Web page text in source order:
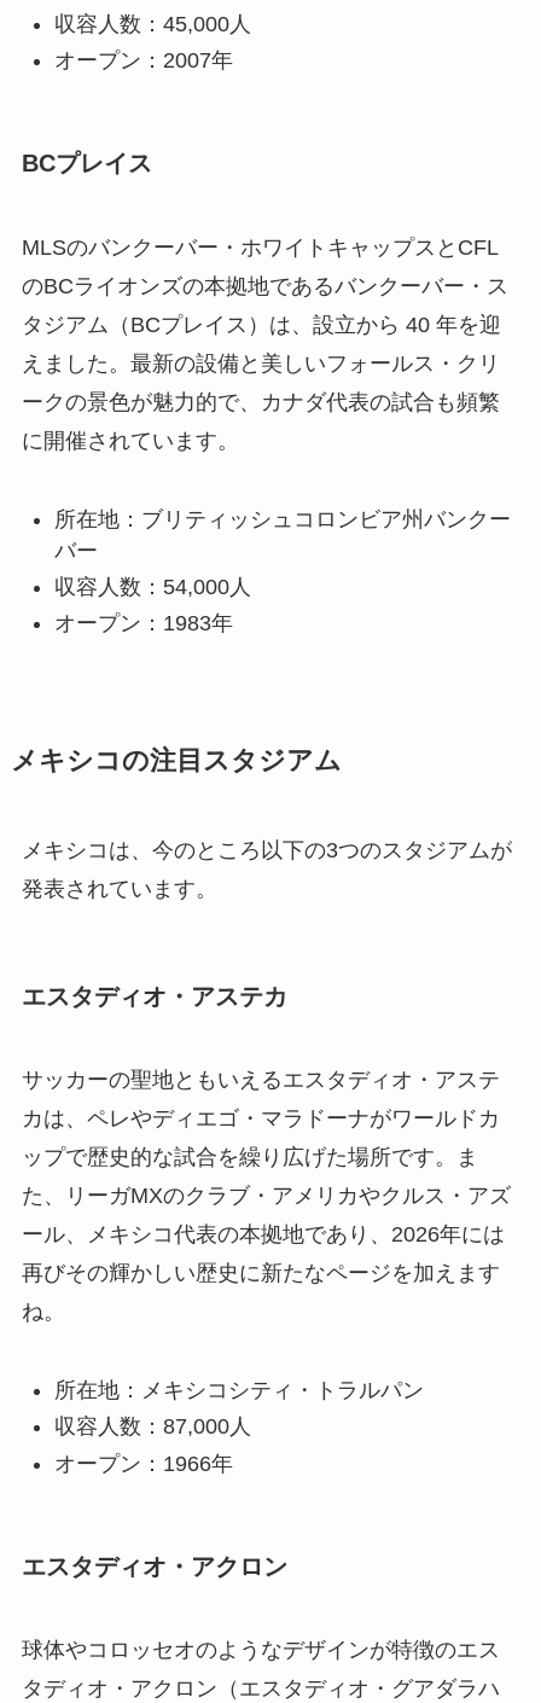
収容人数：45,000人
オープン：2007年
BCプレイス
MLSのバンクーバー・ホワイトキャップスとCFL
のBCライオンズの本拠地であるバンクーバー・ス
タジアム（BCプレイス）は、設立から 40 年を迎
えました。最新の設備と美しいフォールス・クリ
ークの景色が魅力的で、カナダ代表の試合も頻繁
に開催されています。
所在地：ブリティッシュコロンビア州バンクー
バー
収容人数：54,000人
オープン：1983年
メキシコの注目スタジアム
メキシコは、今のところ以下の3つのスタジアムが
発表されています。
エスタディオ・アステカ
サッカーの聖地ともいえるエスタディオ・アステ
カは、ペレやディエゴ・マラドーナがワールドカ
ップで歴史的な試合を繰り広げた場所です。ま
た、リーガMXのクラブ・アメリカやクルス・アズ
ール、メキシコ代表の本拠地であり、2026年には
再びその輝かしい歴史に新たなページを加えます
ね。
所在地：メキシコシティ・トラルパン
収容人数：87,000人
オープン：1966年
エスタディオ・アクロン
球体やコロッセオのようなデザインが特徴のエス
タディオ・アクロン（エスタディオ・グアダラハ